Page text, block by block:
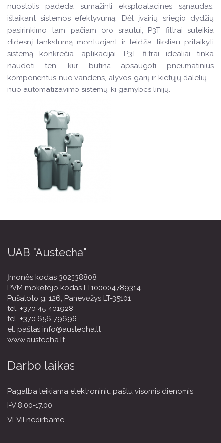
nuostolis padeda sumažinti eksploatacines sąnaudas,
išlaikant sistemos efektyvumą. Dėl įvairių sriegio dydžių
pasirinkimo tam pačiam oro srautui, P3T filtrai suteikia
didesnį lankstumą montuojant ir leidžia tiksliau pritaikyti
sistemą konkrečiai aplikacijai. P3T filtrai idealiai tinka
naudoti ten, kur būtina apsaugoti pneumatinius
komponentus nuo vandens, alyvos garų ir kietųjų dalelių –
nuo automatizavimo sistemų iki gamybos linijų.
UAB "Austecha"
Įmonės kodas 302338808
PVM mokėtojo kodas LT100004789314
Pušaloto g. 126, Panevėžys LT-35101
tel. +370 45 401928
tel. +370 656 79696
el. paštas info@austecha.lt
www.austecha.lt
Darbo laikas
Pagalba teikiama elektroniniu paštu visomis dienomis
I-V 8.00-17.00
VI-VII nedirbame